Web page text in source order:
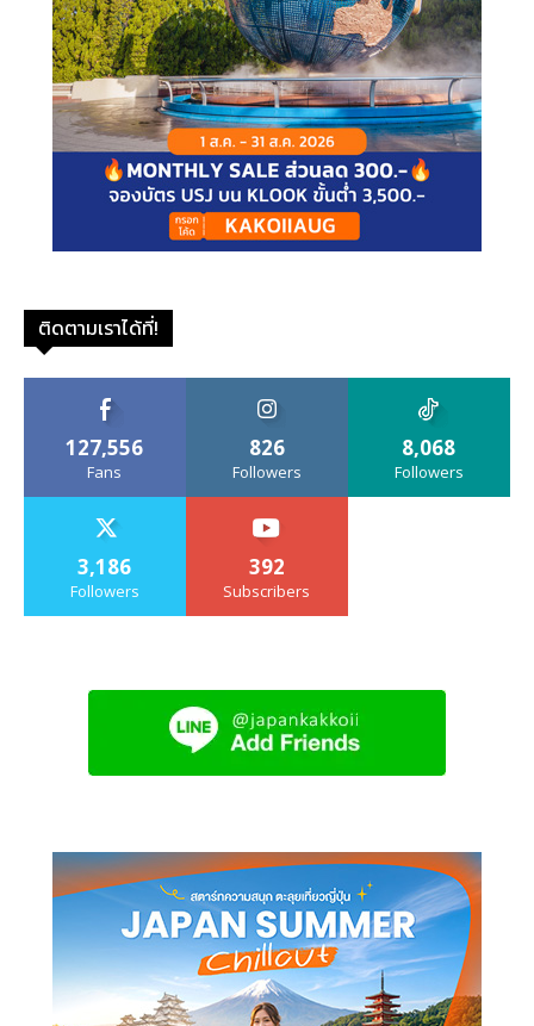
ติดตามเราได้ที่!
127,556
Fans
826
Followers
8,068
Followers
3,186
Followers
392
Subscribers